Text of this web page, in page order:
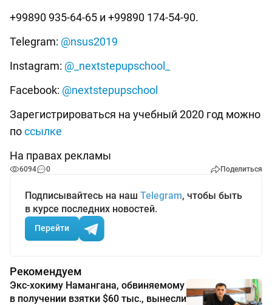
+99890 935-64-65 и +99890 174-54-90.
Telegram: @nsus2019
Instagram: @_nextstepupschool_
Facebook: @nextstepupschool
Зарегистрироваться на учебный 2020 год можно
поссылке
На правах рекламы
6094 0 Поделиться
Подписывайтесь на наш Telegram, чтобы быть
в курсе последних новостей.
Перейти
Рекомендуем
Экс-хокиму Намангана, обвиняемому
в получении взятки $60 тыс., вынесли